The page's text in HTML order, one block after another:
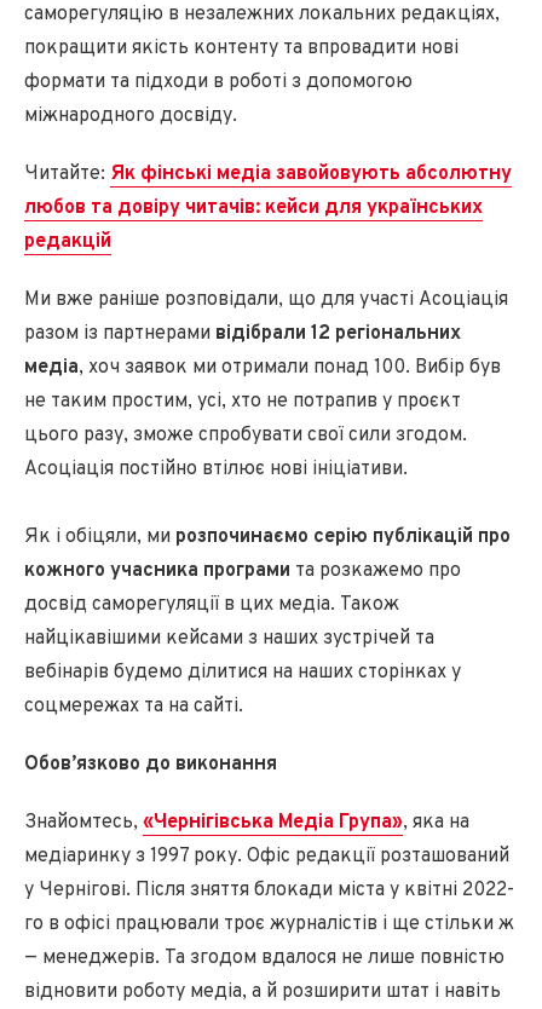
саморегуляцію в незалежних локальних редакціях,
покращити якість контенту та впровадити нові
формати та підходи в роботі з допомогою
міжнародного досвіду.
Читайте: Як фінські медіа завойовують абсолютну
любов та довіру читачів: кейси для українських
редакцій
Ми вже раніше розповідали, що для участі Асоціація
разом із партнерами відібрали 12 регіональних
медіа, хоч заявок ми отримали понад 100. Вибір був
не таким простим, усі, хто не потрапив у проєкт
цього разу, зможе спробувати свої сили згодом.
Асоціація постійно втілює нові ініціативи.
Як і обіцяли, ми розпочинаємо серію публікацій про
кожного учасника програми та розкажемо про
досвід саморегуляції в цих медіа. Також
найцікавішими кейсами з наших зустрічей та
вебінарів будемо ділитися на наших сторінках у
соцмережах та на сайті.
Обов’язково до виконання
Знайомтесь, «Чернігівська Медіа Група», яка на
медіаринку з 1997 року. Офіс редакції розташований
у Чернігові. Після зняття блокади міста у квітні 2022-
го в офісі працювали троє журналістів і ще стільки ж
— менеджерів. Та згодом вдалося не лише повністю
відновити роботу медіа, а й розширити штат і навіть